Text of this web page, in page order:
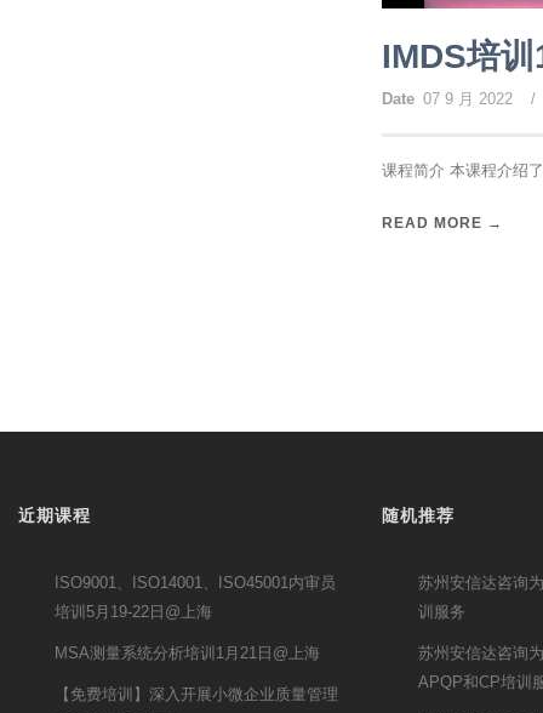
IMDS培
Date 07 9 月 2022 /
课程简介 本课程介绍
READ MORE →
近期课程
ISO9001、ISO14001、ISO45001内审员
培训5月19-22日@上海
MSA测量系统分析培训1月21日@上海
【免费培训】深入开展小微企业质量管理
随机推荐
苏州安信达咨询
训服务
苏州安信达咨询
APQP和CP培训